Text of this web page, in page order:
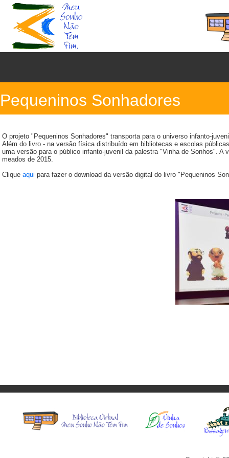
Pequeninos Sonhadores
O projeto "Pequeninos Sonhadores" transporta para o universo infanto-
Além do livro - na versão física distribuído em bibliotecas e escolas
uma versão para o público infanto-juvenil da palestra "Vinha de Sonhos".
meados de 2015.
Clique aqui para fazer o download da versão digital do livro "Pequeninos